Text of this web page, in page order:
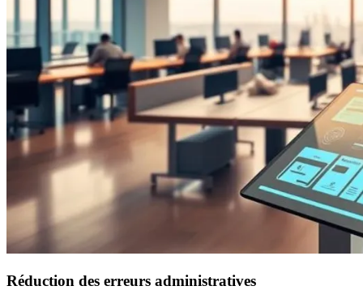
Réduction des erreurs administratives